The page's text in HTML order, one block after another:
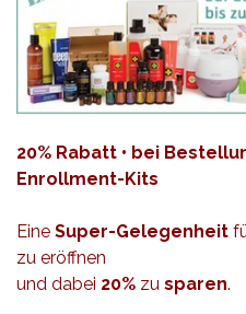
20% Rabatt • bei
Enrollment-Kits
Eine Super-Gelegenheit
zu eröffnen
und dabei 20% zu sparen.